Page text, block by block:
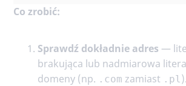
Co zrobić:
Sprawdź dokładnie adres —
brakująca lub nadmiarowa
domeny (np. .com zamiast .pl ).